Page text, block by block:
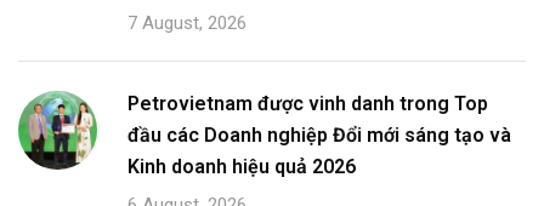
LAO ĐỘNG GIÁ RẺ KHÔNG CÒN LÀ LỢI THẾ CẠNH TRANH:
VIỆT NAM ĐỨNG TRƯỚC NGÃ RẼ BẮT BUỘC